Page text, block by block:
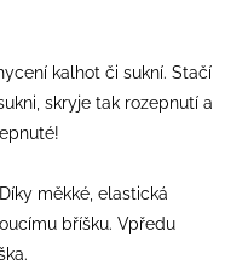
kalhot či sukní. Stačí
skryje tak rozepnutí a
měkké, elastická
bříšku. Vpředu